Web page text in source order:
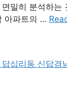
밀히 분석하는
아파트의 …
십리동 신답경